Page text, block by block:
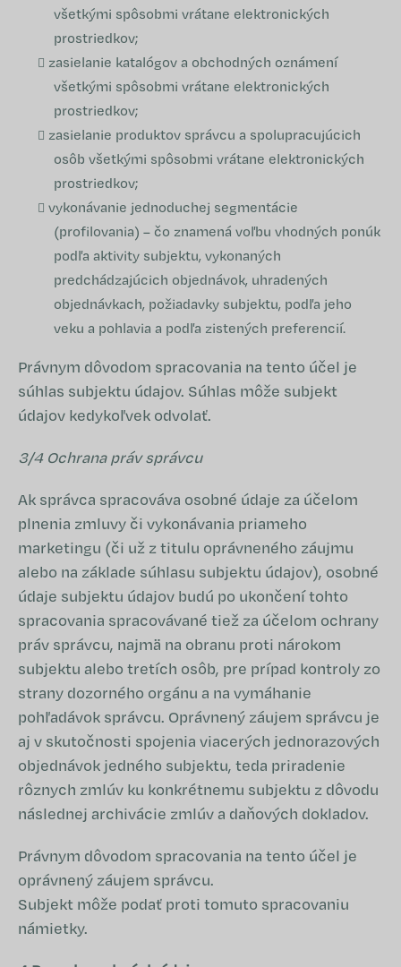
všetkými spôsobmi vrátane elektronických
prostriedkov;
zasielanie katalógov a obchodných oznámení
všetkými spôsobmi vrátane elektronických
prostriedkov;
zasielanie produktov správcu a spolupracujúcich
osôb všetkými spôsobmi vrátane elektronických
prostriedkov;
vykonávanie jednoduchej segmentácie
(profilovania) – čo znamená voľbu vhodných ponúk
podľa aktivity subjektu, vykonaných
predchádzajúcich objednávok, uhradených
objednávkach, požiadavky subjektu, podľa jeho
veku a pohlavia a podľa zistených preferencií.
Právnym dôvodom spracovania na tento účel je
súhlas subjektu údajov. Súhlas môže subjekt
údajov kedykoľvek odvolať.
3/4 Ochrana práv správcu
Ak správca spracováva osobné údaje za účelom
plnenia zmluvy či vykonávania priameho
marketingu (či už z titulu oprávneného záujmu
alebo na základe súhlasu subjektu údajov), osobné
údaje subjektu údajov budú po ukončení tohto
spracovania spracovávané tiež za účelom ochrany
práv správcu, najmä na obranu proti nárokom
subjektu alebo tretích osôb, pre prípad kontroly zo
strany dozorného orgánu a na vymáhanie
pohľadávok správcu. Oprávnený záujem správcu je
aj v skutočnosti spojenia viacerých jednorazových
objednávok jedného subjektu, teda priradenie
rôznych zmlúv ku konkrétnemu subjektu z dôvodu
následnej archivácie zmlúv a daňových dokladov.
Právnym dôvodom spracovania na tento účel je
oprávnený záujem správcu.
Subjekt môže podať proti tomuto spracovaniu
námietky.